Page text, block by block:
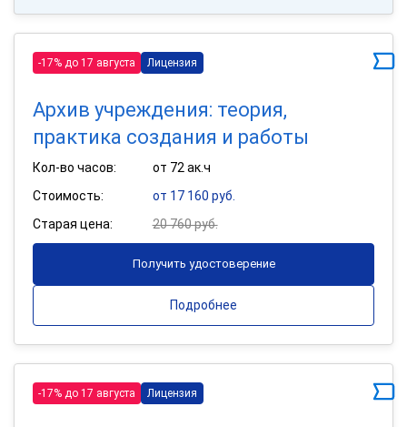
-17% до 17 августа Лицензия
Архив учреждения: теория,
практика создания и работы
Кол-во часов:
от 72 ак.ч
Стоимость:
от 17 160 руб.
Старая цена:
20 760 руб.
Получить удостоверение
Подробнее
-17% до 17 августа Лицензия